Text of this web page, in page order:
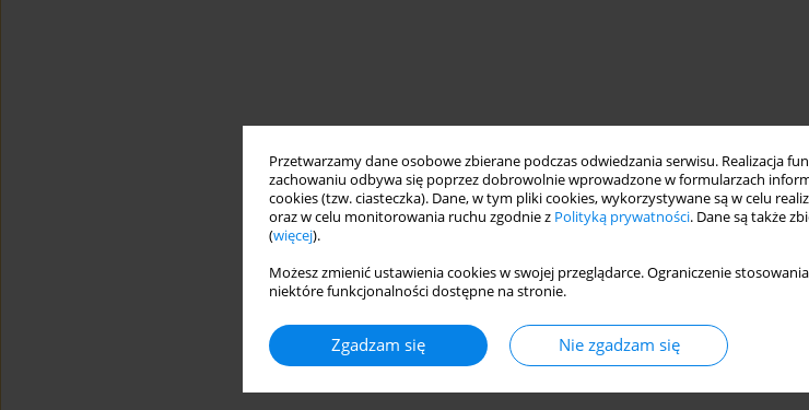
Przetwarzamy dane osobowe zbierane podczas odwiedzania serwisu. Realizacja
zachowaniu odbywa się poprzez dobrowolnie wprowadzone w formularzach
cookies (tzw. ciasteczka). Dane, w tym pliki cookies, wykorzystywane są w celu
oraz w celu monitorowania ruchu zgodnie z Polityką prywatności. Dane są także
(więcej).
Możesz zmienić ustawienia cookies w swojej przeglądarce. Ograniczenie
niektóre funkcjonalności dostępne na stronie.
Zgadzam się Nie zgadzam się